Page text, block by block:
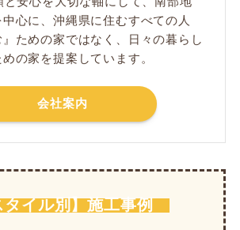
心に、沖縄県に住むすべての人
ための家ではなく、日々の暮らし
の家を提案しています。
会社案内
イル別】施工事例